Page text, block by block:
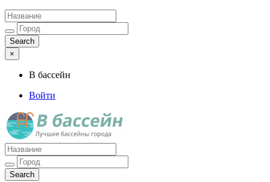
×
В бассейн
Войти
Лучшие бассейны города